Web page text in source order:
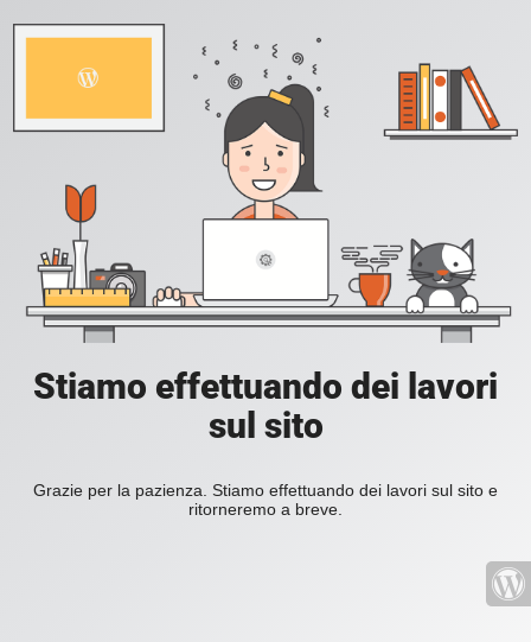
Stiamo effettuando dei lavori
sul sito
Grazie per la pazienza. Stiamo effettuando dei lavori sul sito e
ritorneremo a breve.